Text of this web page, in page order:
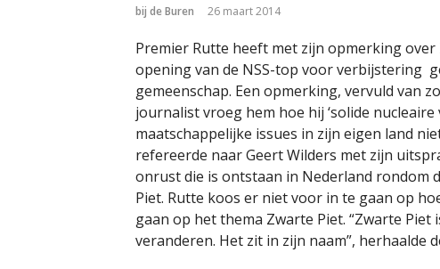
bij de Buren 26 maart 2014
Premier Rutte heeft met zijn opmerking
opening van de NSS-top voor verbijstering
gemeenschap. Een opmerking, vervuld van
journalist vroeg hem hoe hij ‘solide
maatschappelijke issues in zijn eigen land
refereerde naar Geert Wilders met zijn
onrust die is ontstaan in Nederland rondom
Piet. Rutte koos er niet voor in te gaan op
gaan op het thema Zwarte Piet. “Zwarte
veranderen. Het zit in zijn naam”, herhaalde